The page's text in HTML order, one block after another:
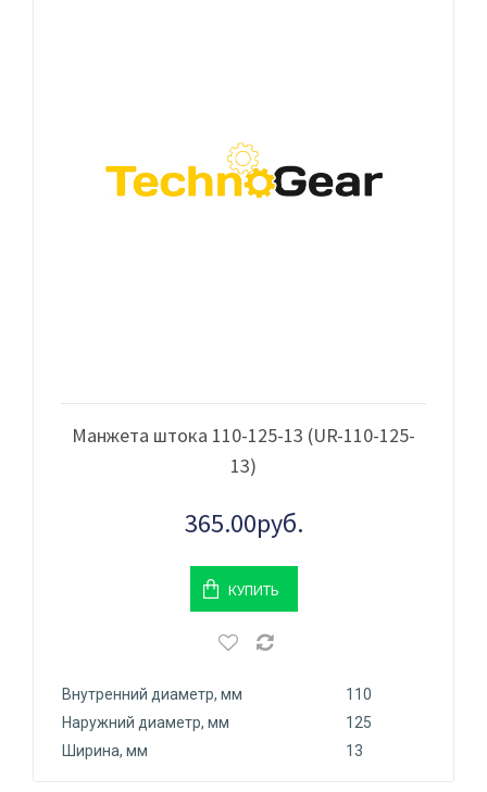
Манжета штока 110-125-13 (UR-110-125-
13)
365.00руб.
КУПИТЬ
Внутренний диаметр, мм
110
Наружний диаметр, мм
125
Ширина, мм
13